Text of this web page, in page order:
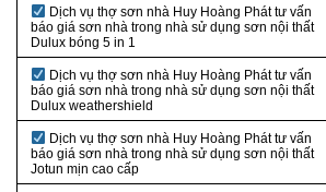
Dịch vụ thợ sơn nhà Huy Hoàng Phát tư vấn
báo giá sơn nhà trong nhà sử dụng sơn nội thất
Dulux bóng 5 in 1
Dịch vụ thợ sơn nhà Huy Hoàng Phát tư vấn
báo giá sơn nhà trong nhà sử dụng sơn nội thất
Dulux weathershield
Dịch vụ thợ sơn nhà Huy Hoàng Phát tư vấn
báo giá sơn nhà trong nhà sử dụng sơn nội thất
Jotun mịn cao cấp